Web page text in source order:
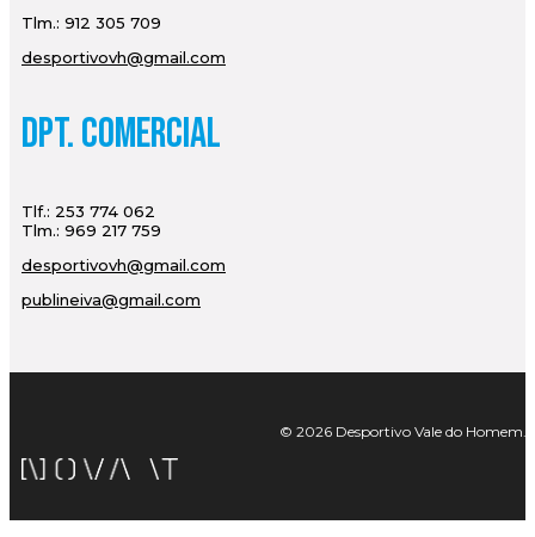
Tlm.: 912 305 709
desportivovh@gmail.com
Dpt. Comercial
Tlf.: 253 774 062
Tlm.: 969 217 759
desportivovh@gmail.com
publineiva@gmail.com
© 2026 Desportivo Vale do Homem.